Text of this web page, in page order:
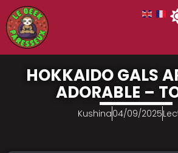
HOKKAIDO GALS
ADORABLE –
Kushina04/09/2025